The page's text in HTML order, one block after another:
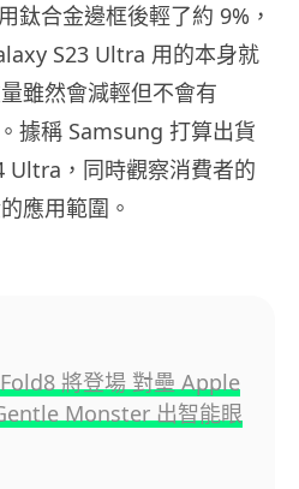
鈦合金邊框後輕了約 9%，
S23 Ultra 用的本身就
雖然會減輕但不會有
據稱 Samsung 打算出貨
Ultra，同時觀察消費者的
應用範圍。
將登場 對壘 Apple
Monster 出智能眼